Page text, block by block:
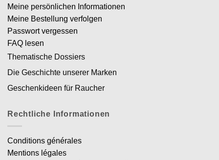
Meine persönlichen Informationen
Meine Bestellung verfolgen
Passwort vergessen
FAQ lesen
Thematische Dossiers
Die Geschichte unserer Marken
Geschenkideen für Raucher
Rechtliche Informationen
Conditions générales
Mentions légales